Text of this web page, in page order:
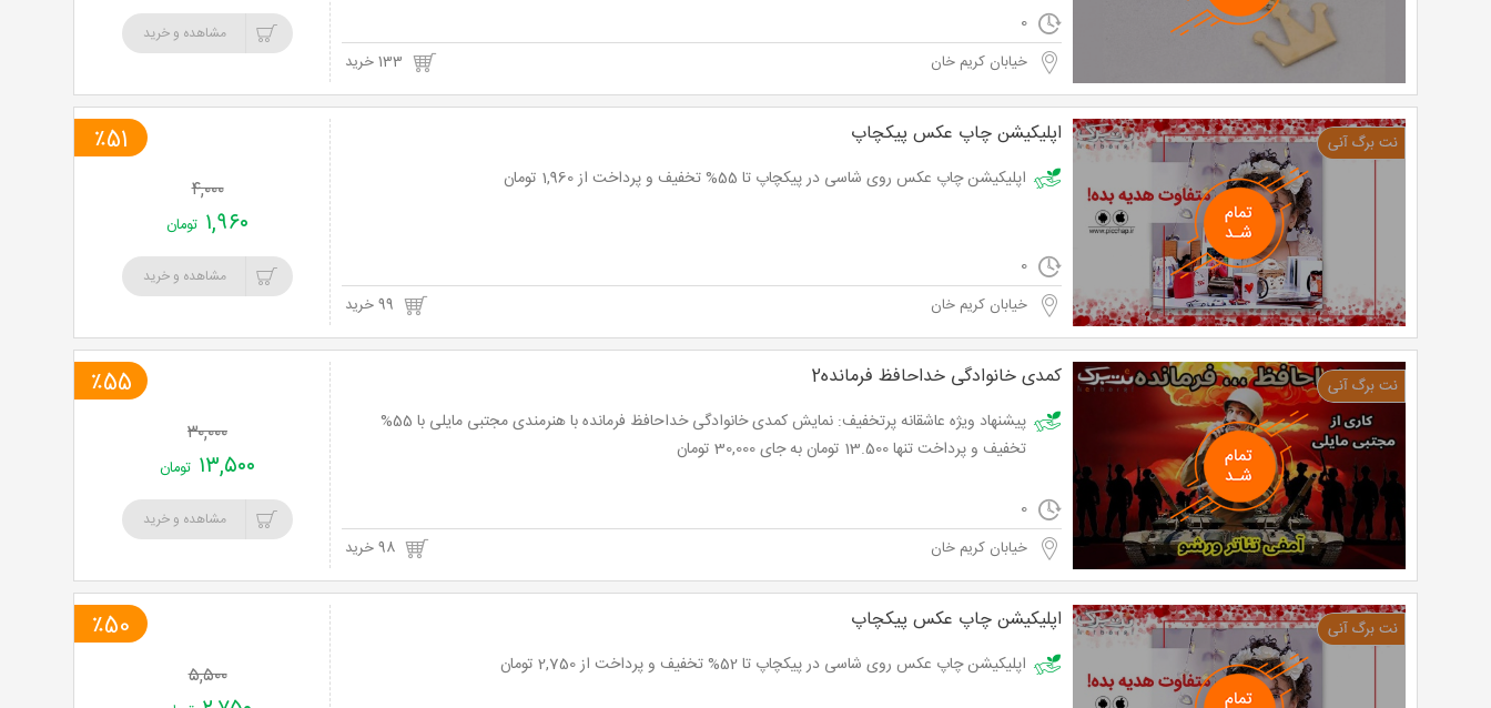
0
خیابان کریم خان
مشاهده و خرید
اپلیکیشن چاپ عکس پیکچاپ
اپلیکیشن چاپ عکس روی شاسی در پیکچاپ تا 55% تخفیف و پرداخت از 1,960 تومان
0
خیابان کریم خان
٪51
۴,۰۰۰
۱,۹۶۰ تومان
مشاهده و خرید
کمدی خانوادگی خداحافظ فرمانده2
پیشنهاد ویژه عاشقانه پرتخفیف: نمایش کمدی خانوادگی خداحافظ فرمانده با هنرمندی مجتبی مایلی با 55%
تخفیف و پرداخت تنها 13.500 تومان به جای 30,000 تومان
0
خیابان کریم خان 98 خرید
٪55
۳۰,۰۰۰
۱۳,۵۰۰ تومان
مشاهده و خرید
اپلیکیشن چاپ عکس پیکچاپ
اپلیکیشن چاپ عکس روی شاسی در پیکچاپ تا 52% تخفیف و پرداخت از 2,750 تومان
٪50
۵,۵۰۰